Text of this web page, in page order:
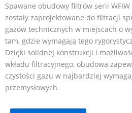
Spawane obudowy filtrów serii
zostały zaprojektowane do filtracji
gazów technicznych w miejscach o
tam, gdzie wymagają tego
Dzięki solidnej konstrukcji i
wkładu filtracyjnego, obudowa
czystości gazu w najbardziej
przemysłowych.